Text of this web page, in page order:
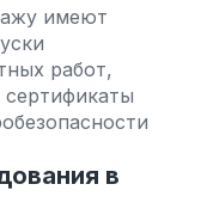
имеют
работ,
в